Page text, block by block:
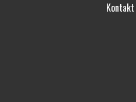
Kontakt